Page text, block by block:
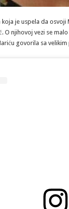
koja je uspela da
O njihovoj vezi se
govorila sa